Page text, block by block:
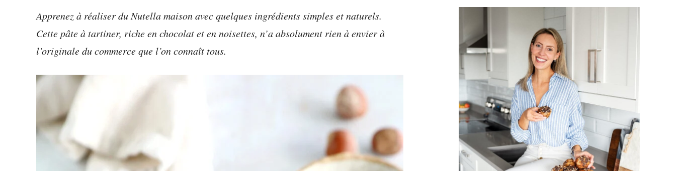
Apprenez à réaliser du Nutella maison avec quelques ingrédients simples et naturels.
Cette pâte à tartiner, riche en chocolat et en noisettes, n’a absolument rien à envier à
l’originale du commerce que l’on connaît tous.